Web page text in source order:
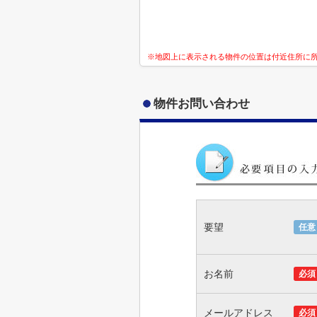
※地図上に表示される物件の位置は付近住所に
物件お問い合わせ
要望 任意
お名前 必須
メールアドレス 必須